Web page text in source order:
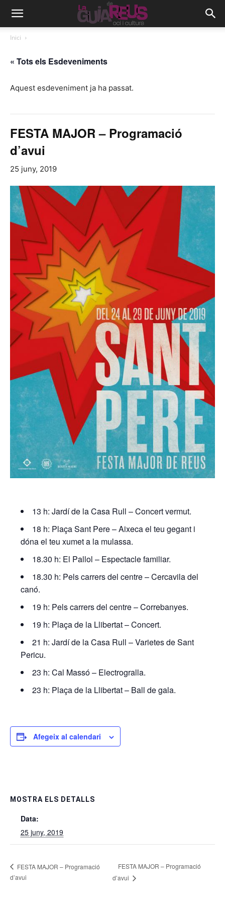
Inici
« Tots els Esdeveniments
Aquest esdeveniment ja ha passat.
FESTA MAJOR – Programació
d’avui
25 juny, 2019
13 h: Jardí de la Casa Rull – Concert vermut.
18 h: Plaça Sant Pere – Aixeca el teu gegant i
dóna el teu xumet a la mulassa.
18.30 h: El Pallol – Espectacle familiar.
18.30 h: Pels carrers del centre – Cercavila del
canó.
19 h: Pels carrers del centre – Correbanyes.
19 h: Plaça de la Llibertat – Concert.
21 h: Jardí de la Casa Rull – Varietes de Sant
Pericu.
23 h: Cal Massó – Electrogralla.
23 h: Plaça de la Llibertat – Ball de gala.
Afegeix al calendari
MOSTRA ELS DETALLS
Data:
25 juny, 2019
FESTA MAJOR – Programació
d’avui
FESTA MAJOR – Programació
d’avui